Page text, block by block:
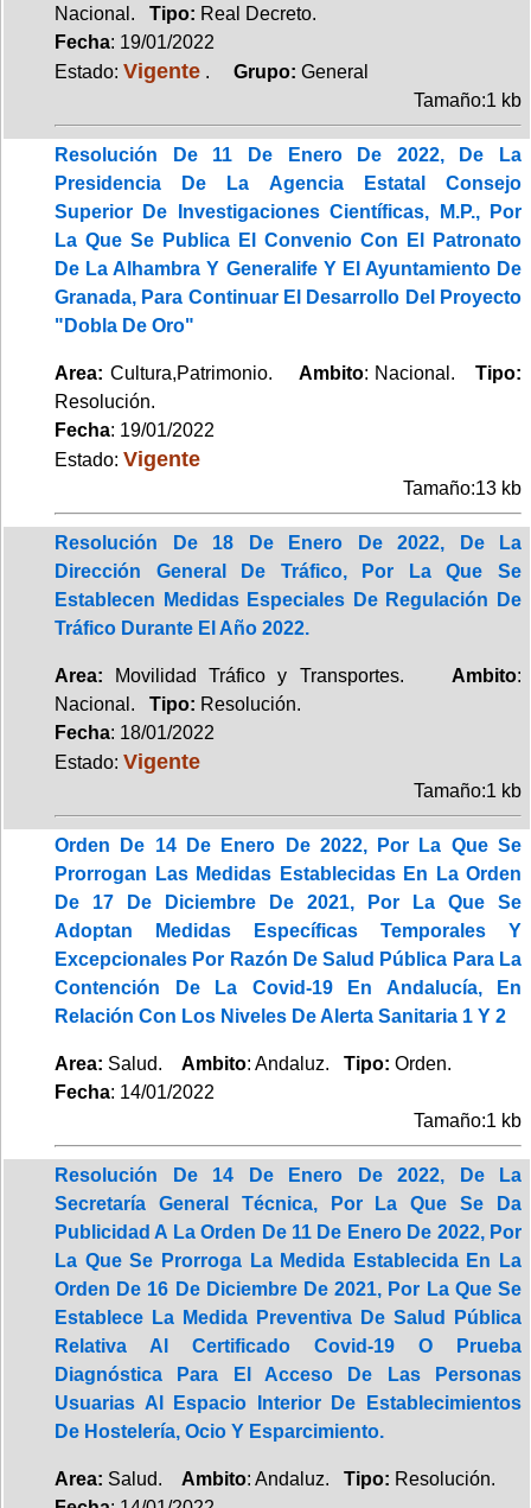
Nacional. Tipo: Real Decreto.
Fecha: 19/01/2022
Estado: Vigente . Grupo: General
Tamaño:1 kb
Resolución De 11 De Enero De 2022, De La
Presidencia De La Agencia Estatal Consejo
Superior De Investigaciones Científicas, M.P., Por
La Que Se Publica El Convenio Con El Patronato
De La Alhambra Y Generalife Y El Ayuntamiento De
Granada, Para Continuar El Desarrollo Del Proyecto
"Dobla De Oro"
Area: Cultura,Patrimonio. Ambito: Nacional.Tipo:
Resolución.
Fecha: 19/01/2022
Estado: Vigente
Tamaño:13 kb
Resolución De 18 De Enero De 2022, De La
Dirección General De Tráfico, Por La Que Se
Establecen Medidas Especiales De Regulación De
Tráfico Durante El Año 2022.
Area: Movilidad Tráfico y Transportes. Ambito:
Nacional. Tipo: Resolución.
Fecha: 18/01/2022
Estado: Vigente
Tamaño:1 kb
Orden De 14 De Enero De 2022, Por La Que Se
Prorrogan Las Medidas Establecidas En La Orden
De 17 De Diciembre De 2021, Por La Que Se
Adoptan Medidas Específicas Temporales Y
Excepcionales Por Razón De Salud Pública Para La
Contención De La Covid-19 En Andalucía, En
Relación Con Los Niveles De Alerta Sanitaria 1 Y 2
Area: Salud. Ambito: Andaluz. Tipo: Orden.
Fecha: 14/01/2022
Tamaño:1 kb
Resolución De 14 De Enero De 2022, De La
Secretaría General Técnica, Por La Que Se Da
Publicidad A La Orden De 11 De Enero De 2022, Por
La Que Se Prorroga La Medida Establecida En La
Orden De 16 De Diciembre De 2021, Por La Que Se
Establece La Medida Preventiva De Salud Pública
Relativa Al Certificado Covid-19 O Prueba
Diagnóstica Para El Acceso De Las Personas
Usuarias Al Espacio Interior De Establecimientos
De Hostelería, Ocio Y Esparcimiento.
Area: Salud. Ambito: Andaluz. Tipo: Resolución.